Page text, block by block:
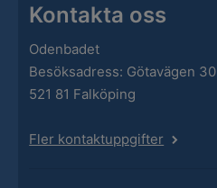
Kontakta oss
Odenbadet
Besöksadress: Götavägen 30
521 81 Falköping
Fler kontaktuppgifter